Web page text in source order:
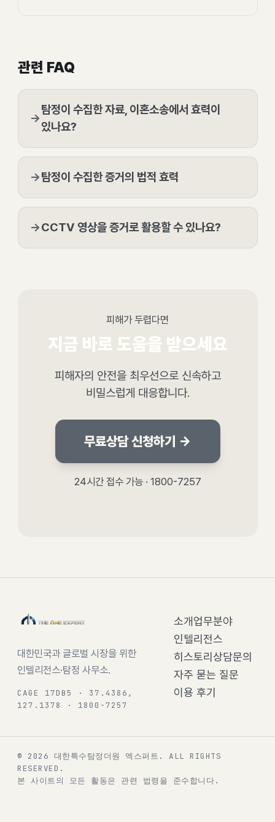
관련 FAQ
→
탐정이 수집한 자료, 이혼소송에서 효력이
있나요?
→탐정이 수집한 증거의 법적 효력
→CCTV 영상을 증거로 활용할 수 있나요?
피해가 두렵다면
지금 바로 도움을 받으세요
피해자의 안전을 최우선으로 신속하고
비밀스럽게 대응합니다.
무료상담 신청하기 →
24시간 접수 가능 · 1800-7257
대한민국과 글로벌 시장을 위한
인텔리전스·탐정 사무소.
CAGE 17DB5 · 37.4386,
127.1378 · 1800-7257
소개업무분야
인텔리전스
히스토리상담문의
자주 묻는 질문
이용 후기
© 2026 대한특수탐정더원 엑스퍼트.
ALL RIGHTS
RESERVED.
본 사이트의 모든 활동은 관련 법령을 준수합니다.